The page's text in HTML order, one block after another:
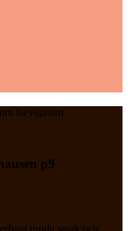
laevigatum
p9